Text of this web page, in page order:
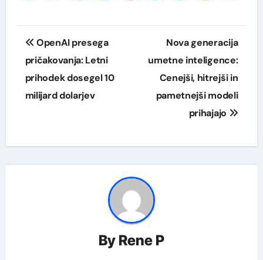
Navigacija
prispevka
OpenAI presega
pričakovanja: Letni
prihodek dosegel 10
milijard dolarjev
Nova generacija
umetne inteligence:
Cenejši, hitrejši in
pametnejši modeli
prihajajo
By Rene P